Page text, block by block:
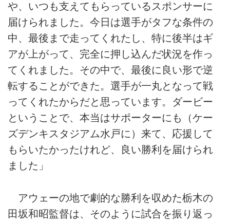
や、いつも支えてもらっているスポンサーに
届けられました。今日は選手がタフな条件の
中、最後まで走ってくれたし、特に後半はギ
アが上がって、完全に押し込んだ状況を作っ
てくれました。その中で、最後に良い形で逆
転することができた。選手が一丸となって戦
ってくれたからだと思っています。ダービー
ということで、本当はサポーターにも（ケー
ズデンキスタジアム水戸に）来て、応援して
もらいたかったけれど、良い勝利を届けられ
ました」
アウェーの地で劇的な勝利を収めた栃木の
田坂和昭監督は、そのように試合を振り返っ